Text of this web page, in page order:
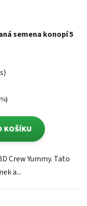
semena konopí 5
KOŠÍKU
Crew Yummy. Tato
a...